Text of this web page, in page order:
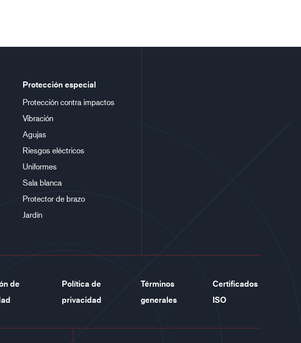
Protección especial
Protección contra impactos
Vibración
Agujas
Riesgos eléctricos
Uniformes
Sala blanca
Protector de brazo
Jardín
de
Política de
privacidad
Términos
generales
Certificados
ISO